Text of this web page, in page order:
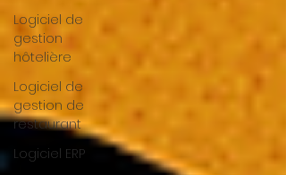
Logiciel de
gestion
hôtelière
Logiciel de
gestion de
restaurant
Logiciel ERP